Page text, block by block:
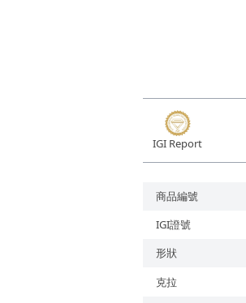
IGI Report
商品編號
IGI證號
形狀
克拉